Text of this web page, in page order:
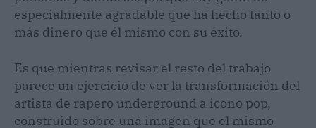
especialmente agradable que ha hecho tanto o
más dinero que él mismo con su éxito.
Es que mientras revisar el resto del trabajo
parece un ejercicio de ver la transformación del
artista de rapero underground a icono pop,
construido sobre una imagen que el mismo